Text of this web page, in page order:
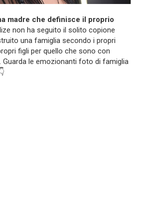
madre che definisce il proprio
non ha seguito il solito copione
una famiglia secondo i propri
figli per quello che sono con
le emozionanti foto di famiglia